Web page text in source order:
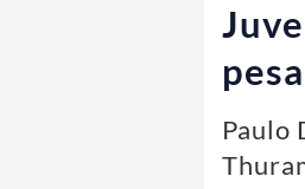
Paulo